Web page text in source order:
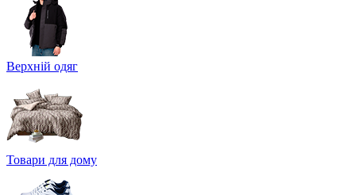
Верхній одяг
Товари для дому